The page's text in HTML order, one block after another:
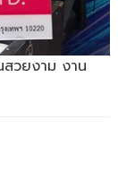
วยงาม งาน